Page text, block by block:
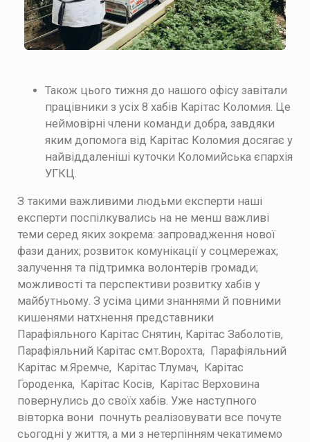
Також цього тижня до нашого офісу завітали
працівники з усіх 8 хабів Карітас Коломия. Це
неймовірні члени команди добра, завдяки
яким допомога від Карітас Коломия досягає у
найвіддаленіші куточки Коломийська єпархія
УГКЦ.
З такими важливими людьми експерти наші
експерти поспілкувались на не менш важливі
теми серед яких зокрема: запровадження нової
фази даних; розвиток комунікації у соцмережах;
залучення та підтримка волонтерів громади;
можливості та перспективи розвитку хабів у
майбутньому. З усіма цими знаннями й повними
кишенями натхнення представники
Парафіяльного Карітас Снятин, Карітас Заболотів,
Парафіяльний Карітас смт.Ворохта, Парафіяльний
Карітас м.Яремче, Карітас Тлумач, Карітас
Городенка, Карітас Косів, Карітас Верховина
повернулись до своїх хабів. Уже наступного
вівторка вони почнуть реалізовувати все почуте
сьогодні у життя, а ми з нетерпінням чекатимемо